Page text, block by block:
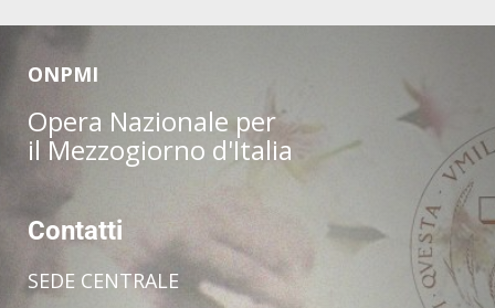
ONPMI
Opera Nazionale per
il Mezzogiorno d'Italia
Contatti
SEDE CENTRALE